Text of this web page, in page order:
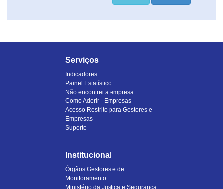
Serviços
Indicadores
Painel Estatístico
Não encontrei a empresa
Como Aderir - Empresas
Acesso Restrito para Gestores e
Empresas
Suporte
Institucional
Órgãos Gestores e de
Monitoramento
Ministério da Justiça e Segurança